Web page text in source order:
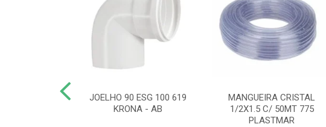
JOELHO 90 ESG 100 619
KRONA - AB
MANGUEIRA CRISTAL
1/2X1.5 C/ 50MT 775
PLASTMAR